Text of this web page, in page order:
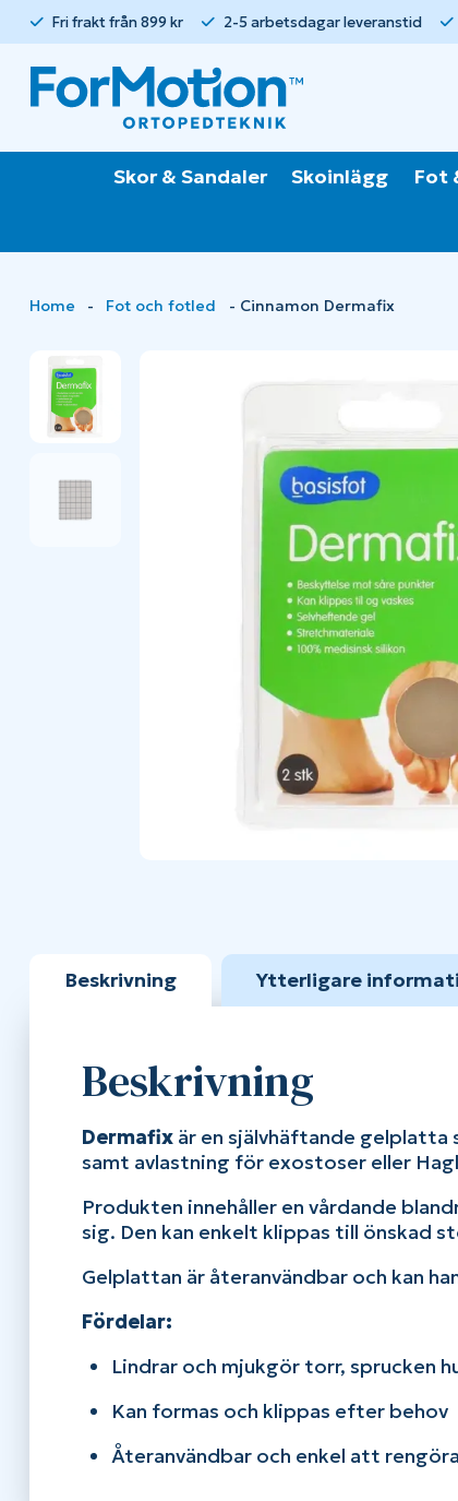
Fri frakt från 899 kr 2-5 arbetsdagar leveranstid
Skor & Sandaler Skoinlägg Fot
Home - Fot och fotled - Cinnamon Dermafix
Beskrivning Ytterligare
Beskrivning
Dermafix är en självhäftande gelplatta
samt avlastning för exostoser eller
Produkten innehåller en vårdande
sig. Den kan enkelt klippas till önskad
Gelplattan är återanvändbar och kan
Fördelar:
Lindrar och mjukgör torr, sprucken
Kan formas och klippas efter behov
Återanvändbar och enkel att rengöra